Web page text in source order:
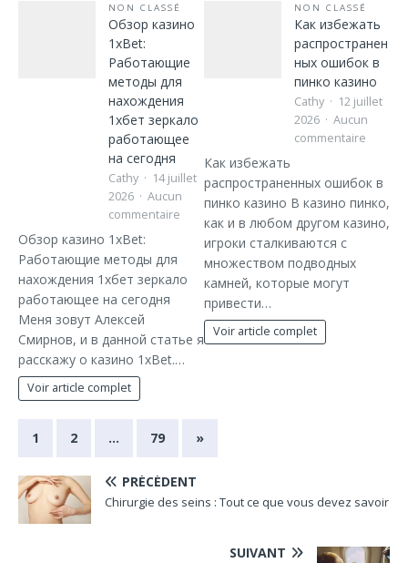
NON CLASSÉ
Обзор казино
1xBet:
Работающие
методы для
нахождения
1хбет зеркало
работающее
на сегодня
Cathy
14 juillet
2026
Aucun
commentaire
Обзор казино 1xBet:
Работающие методы для
нахождения 1хбет зеркало
работающее на сегодня
Меня зовут Алексей
Смирнов, и в данной статье я
расскажу о казино 1xBet.…
Voir article complet
NON CLASSÉ
Как избежать
распространен
ных ошибок в
пинко казино
Cathy
12 juillet
2026
Aucun
commentaire
Как избежать
распространенных ошибок в
пинко казино В казино пинко,
как и в любом другом казино,
игроки сталкиваются с
множеством подводных
камней, которые могут
привести…
Voir article complet
1 2 … 79 »
PRÉCÉDENT
Chirurgie des seins : Tout ce que vous devez savoir
SUIVANT